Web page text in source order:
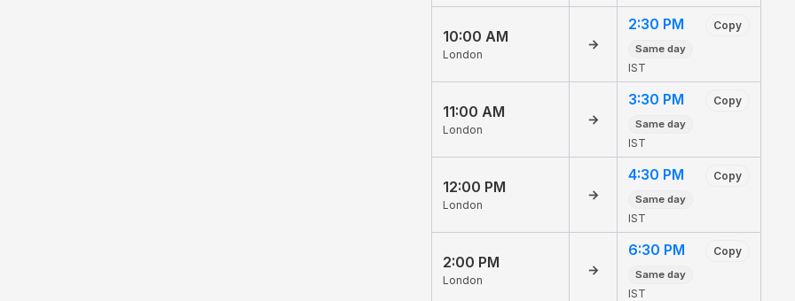
10:00 AM
London
→
2:30 PM Copy
Same day
IST
11:00 AM
London
→
3:30 PM Copy
Same day
IST
12:00 PM
London
→
4:30 PM Copy
Same day
IST
2:00 PM
London
→
6:30 PM Copy
Same day
IST